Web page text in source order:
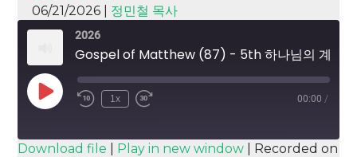
06/21/2026 | 정민철 목사
2026
Gospel of Matthew (87) - 5th 하나님의 계명
Play
Episode
1x 00:00 /
SUBSCRIBE SHARE
Download file Play in new window
Recorded on